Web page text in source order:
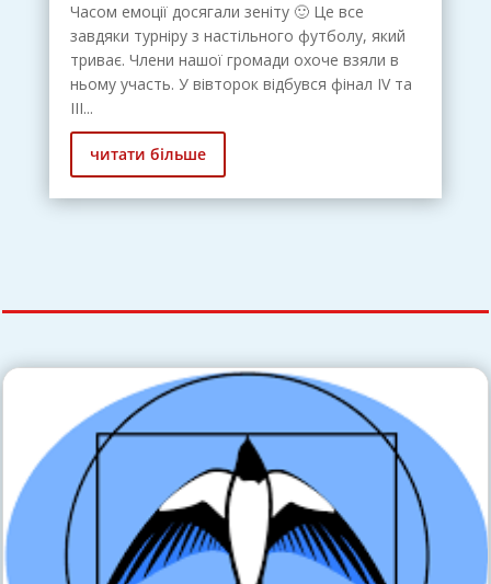
Часом емоції досягали зеніту 🙂 Це все
завдяки турніру з настільного футболу, який
триває. Члени нашої громади охоче взяли в
ньому участь. У вівторок відбувся фінал IV та
III...
читати більше